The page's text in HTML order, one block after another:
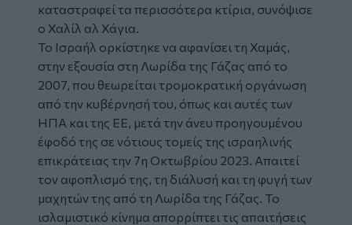
καταστραφεί τα περισσότερα κτίρια, συνόψισε
ο Χαλίλ αλ Χάγια.
Το Ισραήλ ορκίστηκε να αφανίσει τη Χαμάς,
στην εξουσία στη Λωρίδα της Γάζας από το
2007, που θεωρείται τρομοκρατική οργάνωση
από την κυβέρνησή του, όπως και αυτές των
ΗΠΑ και της ΕΕ, μετά την άνευ προηγουμένου
έφοδό της σε νότιους τομείς της ισραηλινής
επικράτειας την 7η Οκτωβρίου 2023. Απαιτεί
τον αφοπλισμό της, τη διάλυσή και τη φυγή των
μαχητών της από τη Λωρίδα της Γάζας. Το
ισλαμιστικό κίνημα απορρίπτει τις απαιτήσεις